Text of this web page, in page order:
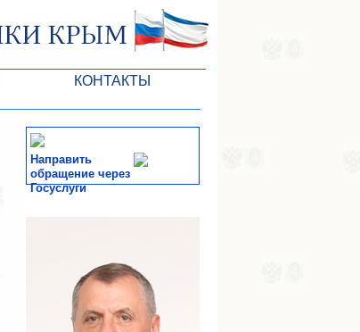
КОНТАКТЫ
Направить
обращение через
Госуслуги